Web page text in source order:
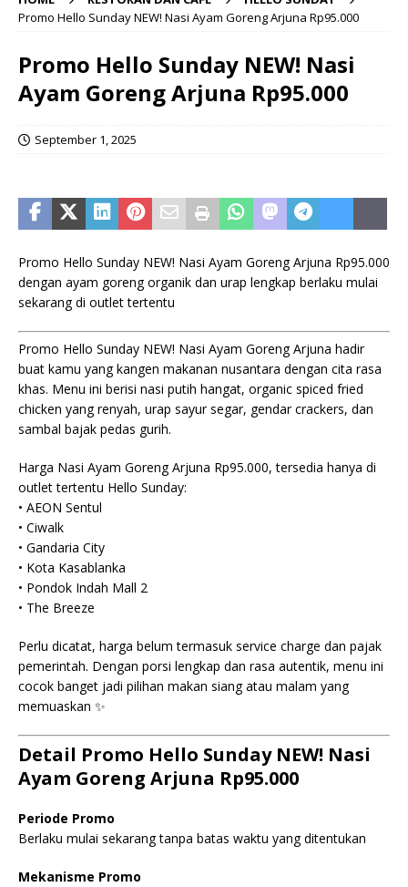
Promo Hello Sunday NEW! Nasi Ayam Goreng Arjuna Rp95.000
Promo Hello Sunday NEW! Nasi
Ayam Goreng Arjuna Rp95.000
September 1, 2025
Promo Hello Sunday NEW! Nasi Ayam Goreng Arjuna Rp95.000
dengan ayam goreng organik dan urap lengkap berlaku mulai
sekarang di outlet tertentu
Promo Hello Sunday NEW! Nasi Ayam Goreng Arjuna hadir
buat kamu yang kangen makanan nusantara dengan cita rasa
khas. Menu ini berisi nasi putih hangat, organic spiced fried
chicken yang renyah, urap sayur segar, gendar crackers, dan
sambal bajak pedas gurih.
Harga Nasi Ayam Goreng Arjuna Rp95.000, tersedia hanya di
outlet tertentu Hello Sunday:
• AEON Sentul
• Ciwalk
• Gandaria City
• Kota Kasablanka
• Pondok Indah Mall 2
• The Breeze
Perlu dicatat, harga belum termasuk service charge dan pajak
pemerintah. Dengan porsi lengkap dan rasa autentik, menu ini
cocok banget jadi pilihan makan siang atau malam yang
memuaskan ✨
Detail Promo Hello Sunday NEW! Nasi
Ayam Goreng Arjuna Rp95.000
Periode Promo
Berlaku mulai sekarang tanpa batas waktu yang ditentukan
Mekanisme Promo